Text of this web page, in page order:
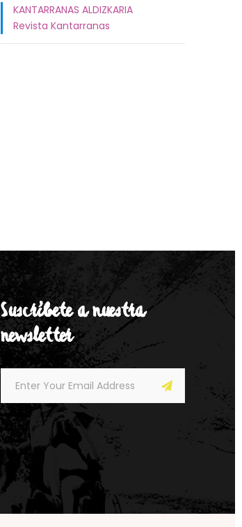
KANTARRANAS ALDIZKARIA
Revista Kantarranas
Suscríbete a nuestra
newsletter